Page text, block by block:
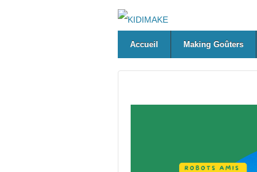
Accueil Making Goûters